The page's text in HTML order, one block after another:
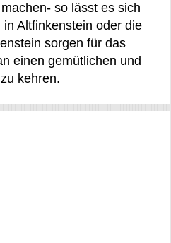
so lässt es sich
Altfinkenstein oder die
sorgen für das
einen gemütlichen und
kehren.